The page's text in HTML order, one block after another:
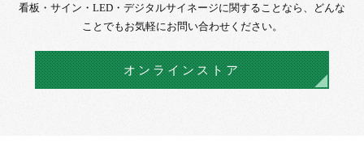
看板・サイン・LED・デジタルサイネージに関することなら、
どんな
ことでもお気軽にお問い合わせください。
オンラインストア